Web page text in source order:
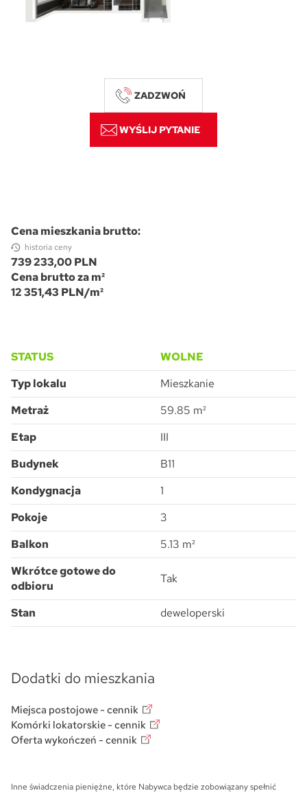
ZADZWOŃ
WYŚLIJ PYTANIE
Cena mieszkania brutto:
historia ceny
739 233,00 PLN
Cena brutto za m²
12 351,43 PLN/m²
STATUS
WOLNE
Typ lokalu
Mieszkanie
Metraż
59.85 m²
Etap
III
Budynek
B11
Kondygnacja
1
Pokoje
3
Balkon
5.13 m²
Wkrótce gotowe do
odbioru
Tak
Stan deweloperski
Dodatki do mieszkania
Miejsca postojowe - cennik
Komórki lokatorskie - cennik
Oferta wykończeń - cennik
Inne świadczenia pieniężne, które Nabywca będzie zobowiązany spełnić